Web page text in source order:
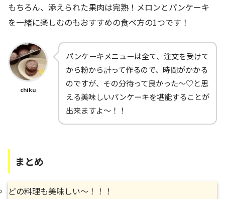
もちろん、添えられた果肉は完熟！メロンとパンケーキ
を一緒に楽しむのもおすすめの食べ方の1つです！
chiku
パンケーキメニューは全て、注文を受けて
から粉から計って作るので、時間がかかる
のですが、その分待って良かった～♡と思
える美味しいパンケーキを堪能することが
出来ますよ～！！
まとめ
どの料理も美味しい～！！！